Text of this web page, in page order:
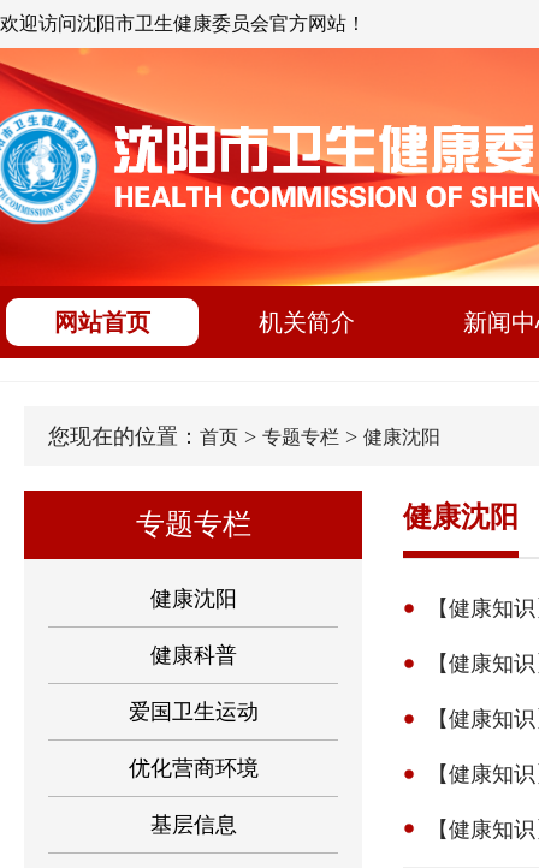
欢迎访问沈阳市卫生健康委员会官方网站！
网站首页 机关简介 新闻
您现在的位置： 首页 > 专题专栏 > 健康沈阳
专题专栏
健康沈阳
健康科普
爱国卫生运动
优化营商环境
基层信息
健康沈阳
【健康知
【健康知
【健康知
【健康知
【健康知